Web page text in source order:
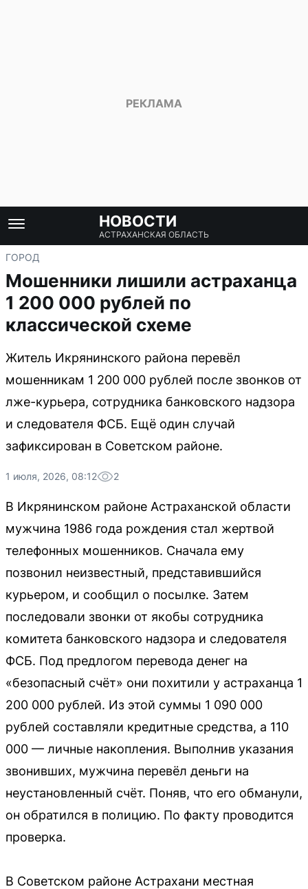
НОВОСТИ
АСТРАХАНСКАЯ ОБЛАСТЬ
ГОРОД
Мошенники лишили астраханца
1 200 000 рублей по
классической схеме
Житель Икрянинского района перевёл
мошенникам 1 200 000 рублей после звонков от
лже-курьера, сотрудника банковского надзора
и следователя ФСБ. Ещё один случай
зафиксирован в Советском районе.
1 июля, 2026, 08:12 2
В Икрянинском районе Астраханской области
мужчина 1986 года рождения стал жертвой
телефонных мошенников. Сначала ему
позвонил неизвестный, представившийся
курьером, и сообщил о посылке. Затем
последовали звонки от якобы сотрудника
комитета банковского надзора и следователя
ФСБ. Под предлогом перевода денег на
«безопасный счёт» они похитили у астраханца 1
200 000 рублей. Из этой суммы 1 090 000
рублей составляли кредитные средства, а 110
000 — личные накопления. Выполнив указания
звонивших, мужчина перевёл деньги на
неустановленный счёт. Поняв, что его обманули,
он обратился в полицию. По факту проводится
проверка.
В Советском районе Астрахани местная